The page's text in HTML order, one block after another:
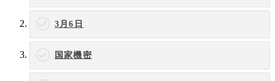
3月6日
国家機密